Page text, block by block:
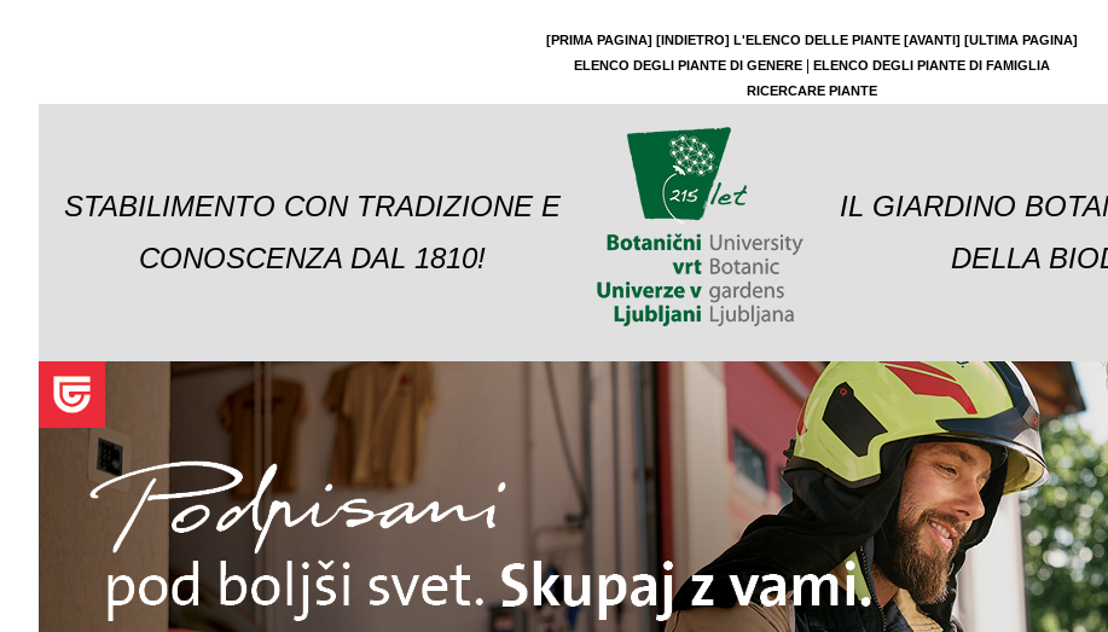
[PRIMA PAGINA] [INDIETRO] L'ELENCO DELLE PIANTE [AVANTI] [ULTIMA PAGINA]
ELENCO DEGLI PIANTE DI GENERE
ELENCO DEGLI PIANTE DI FAMIGLIA
RICERCARE PIANTE
STABILIMENTO CON TRADIZIONE E
CONOSCENZA DAL 1810!
IL GIARDINO
DELLA